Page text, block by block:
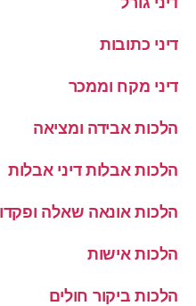
דיני כתובות
דיני מקח וממכר
הלכות אבידה ומציאה
הלכות אבלות דיני אבלות
הלכות אונאה שאלה
הלכות אישות
הלכות ביקור חולים